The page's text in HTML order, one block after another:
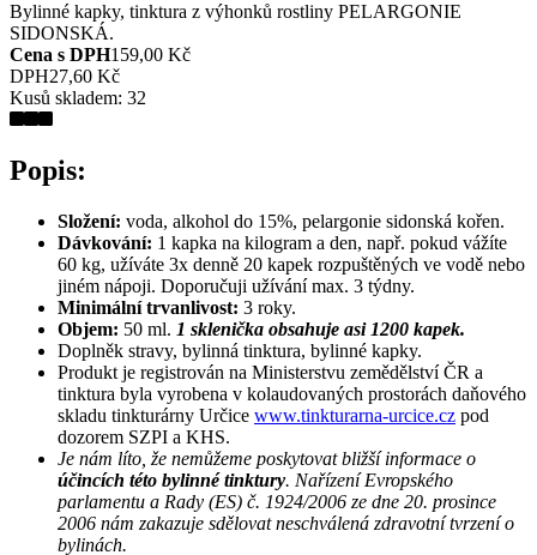
Bylinné kapky, tinktura z výhonků rostliny PELARGONIE
SIDONSKÁ.
Cena s DPH159,00 Kč
DPH27,60 Kč
Kusů skladem: 32
Popis:
Složení: voda, alkohol do 15%, pelargonie sidonská kořen.
Dávkování: 1 kapka na kilogram a den, např. pokud vážíte
60 kg, užíváte 3x denně 20 kapek rozpuštěných ve vodě nebo
jiném nápoji. Doporučuji užívání max. 3 týdny.
Minimální trvanlivost: 3 roky.
Objem: 50 ml. 1 sklenička obsahuje asi 1200 kapek.
Doplněk stravy, bylinná tinktura, bylinné kapky.
Produkt je registrován na Ministerstvu zemědělství ČR a
tinktura byla vyrobena v kolaudovaných prostorách daňového
skladu tinkturárny Určice www.tinkturarna-urcice.cz pod
dozorem SZPI a KHS.
Je nám líto, že nemůžeme poskytovat bližší informace o
účincích této bylinné tinktury. Nařízení Evropského
parlamentu a Rady (ES) č. 1924/2006 ze dne 20. prosince
2006 nám zakazuje sdělovat neschválená zdravotní tvrzení o
bylinách.